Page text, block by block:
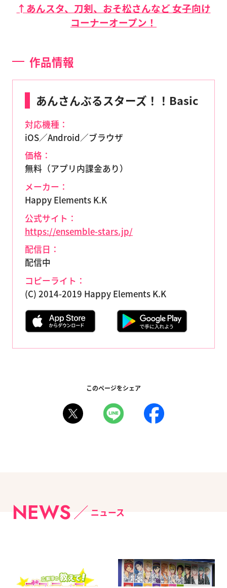
↑あんスタ、刀剣、おそ松さんなど 女子向け
コーナーオープン！
作品情報
あんさんぶるスターズ！！Basic
対応機種：
iOS／Android／ブラウザ
価格：
無料（アプリ内課金あり）
メーカー：
Happy Elements K.K
公式サイト：
https://ensemble-stars.jp/
配信日：
配信中
コピーライト：
(C) 2014-2019 Happy Elements K.K
このページをシェア
NEWS ニュース